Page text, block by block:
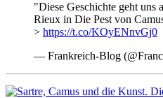
"Diese Geschichte geht uns
Rieux in Die Pest von
> https://t.co/KOyENnvGj0
— Frankreich-Blog